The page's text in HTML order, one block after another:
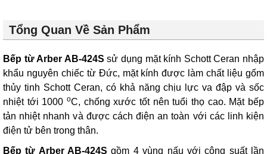
Tổng Quan Về Sản Phẩm
Bếp từ Arber AB-424S sử dụng mặt kính Schott Ceran nhập
khẩu nguyên chiếc từ Đức, mặt kính được làm chất liệu gốm
thủy tinh Schott Ceran, có khả năng chịu lực va đập và sốc
nhiệt tới 1000 oC, chống xước tốt nên tuổi thọ cao. Mặt bếp
tản nhiệt nhanh và được cách điện an toàn với các linh kiện
điện tử bên trong thân.
Bếp từ Arber AB-424S gồm 4 vùng nấu với công suất lần